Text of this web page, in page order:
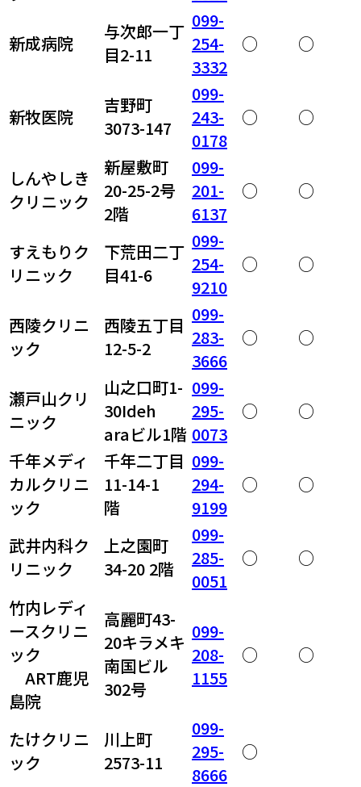
新成病院
与次郎一丁
目2-11
099-
254-
3332
○ ○
新牧医院
吉野町
3073-147
099-
243-
0178
○ ○
しんやしき
クリニック
新屋敷町
20-25-2号
2階
099-
201-
6137
○ ○
すえもりク
リニック
下荒田二丁
目41-6
099-
254-
9210
○ ○
西陵クリニ
ック
西陵五丁目
12-5-2
099-
283-
3666
○ ○
瀬戸山クリ
ニック
山之口町1-
30Ideh
araビル1階
099-
295-
0073
○ ○
千年メディ
カルクリニ
ック
千年二丁目
11-14-1
階
099-
294-
9199
○ ○
武井内科ク
リニック
上之園町
34-20 2階
099-
285-
0051
○ ○
竹内レディ
ースクリニ
ック
ART鹿児
島院
高麗町43-
20キラメキ
南国ビル
302号
099-
208-
1155
○ ○
たけクリニ
ック
川上町
2573-11
099-
295-
8666
○